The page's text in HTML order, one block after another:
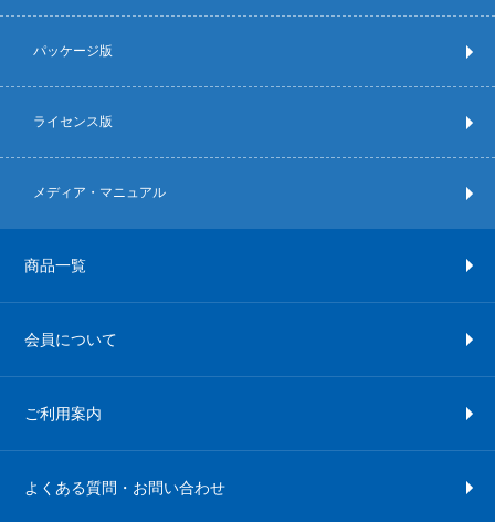
パッケージ版
ライセンス版
メディア・マニュアル
商品一覧
会員について
ご利用案内
よくある質問・お問い合わせ